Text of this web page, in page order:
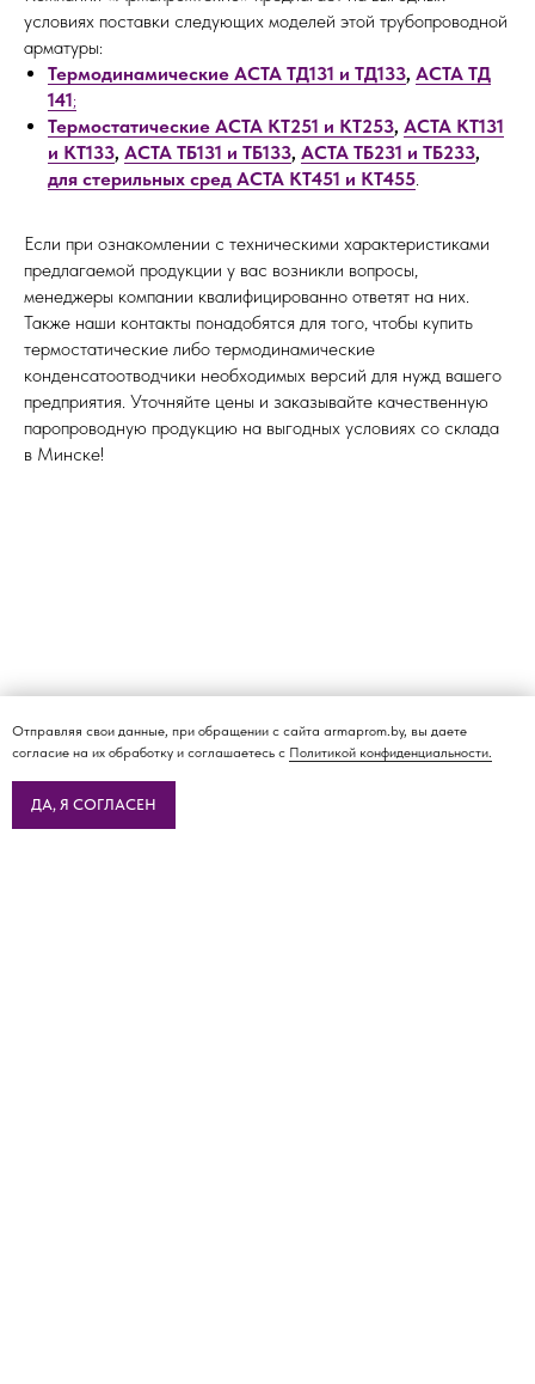
условиях поставки следующих моделей этой трубопроводной
арматуры:
Термодинамические АСТА ТД131 и ТД133, АСТА ТД
141;
Термостатические АСТА КТ251 и КТ253, АСТА КТ131
и КТ133, АСТА ТБ131 и ТБ133, АСТА ТБ231 и ТБ233,
для стерильных сред АСТА КТ451 и КТ455.
Если при ознакомлении с техническими характеристиками
предлагаемой продукции у вас возникли вопросы,
менеджеры компании квалифицированно ответят на них.
Также наши контакты понадобятся для того, чтобы купить
термостатические либо термодинамические
конденсатоотводчики необходимых версий для нужд вашего
предприятия. Уточняйте цены и заказывайте качественную
паропроводную продукцию на выгодных условиях со склада
в Минске!
Отправляя свои данные, при обращении с сайта armaprom.by, вы даете
согласие на их обработку и соглашаетесь с Политикой конфиденциальности.
ДА, Я СОГЛАСЕН